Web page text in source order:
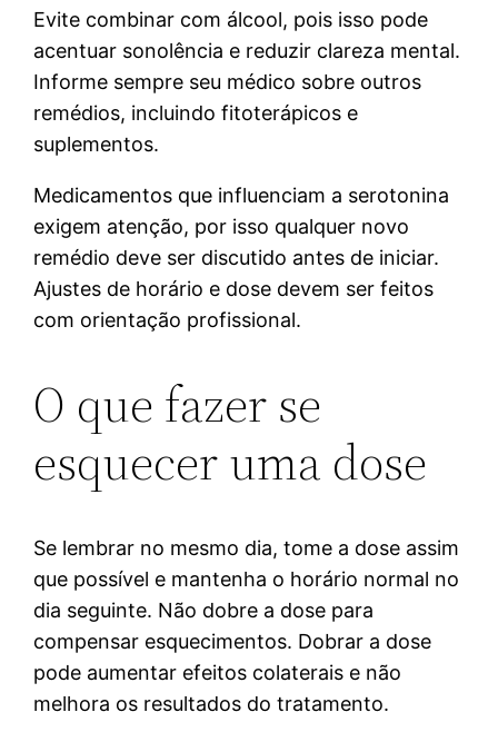
Evite combinar com álcool, pois isso pode
acentuar sonolência e reduzir clareza mental.
Informe sempre seu médico sobre outros
remédios, incluindo fitoterápicos e
suplementos.
Medicamentos que influenciam a serotonina
exigem atenção, por isso qualquer novo
remédio deve ser discutido antes de iniciar.
Ajustes de horário e dose devem ser feitos
com orientação profissional.
O que fazer se
esquecer uma dose
Se lembrar no mesmo dia, tome a dose assim
que possível e mantenha o horário normal no
dia seguinte. Não dobre a dose para
compensar esquecimentos. Dobrar a dose
pode aumentar efeitos colaterais e não
melhora os resultados do tratamento.